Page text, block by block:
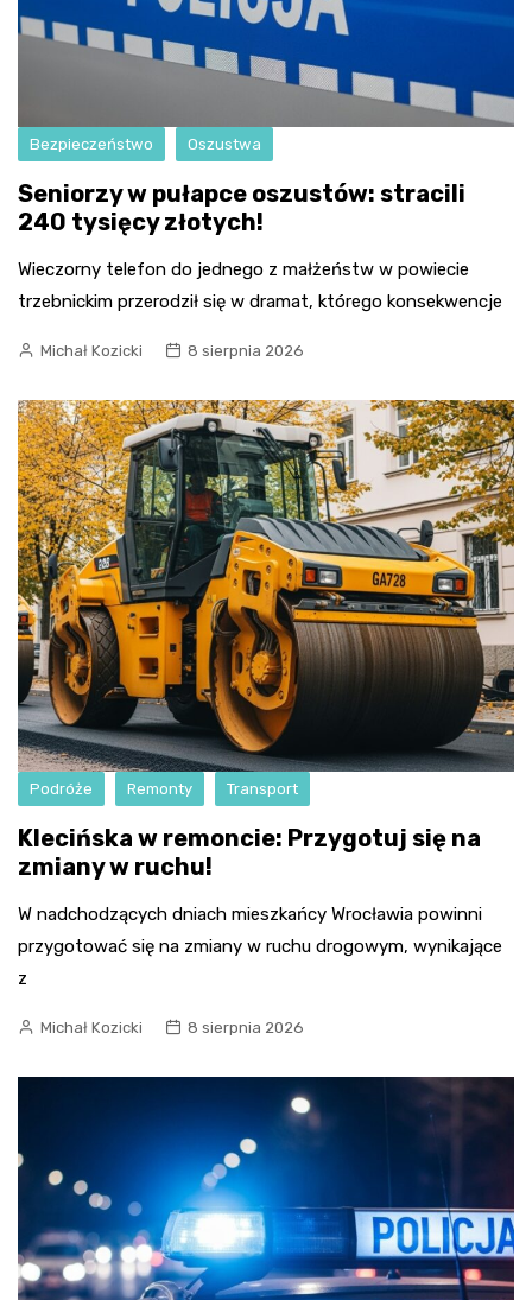
Bezpieczeństwo Oszustwa
Seniorzy w pułapce oszustów: stracili
240 tysięcy złotych!
Wieczorny telefon do jednego z małżeństw w powiecie
trzebnickim przerodził się w dramat, którego konsekwencje
Michał Kozicki 8 sierpnia 2026
Podróże Remonty Transport
Klecińska w remoncie: Przygotuj się na
zmiany w ruchu!
W nadchodzących dniach mieszkańcy Wrocławia powinni
przygotować się na zmiany w ruchu drogowym, wynikające
z
Michał Kozicki 8 sierpnia 2026